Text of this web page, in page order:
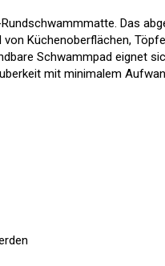
Das
Küchenoberflächen,
Schwammpad eignet
mit minimalem